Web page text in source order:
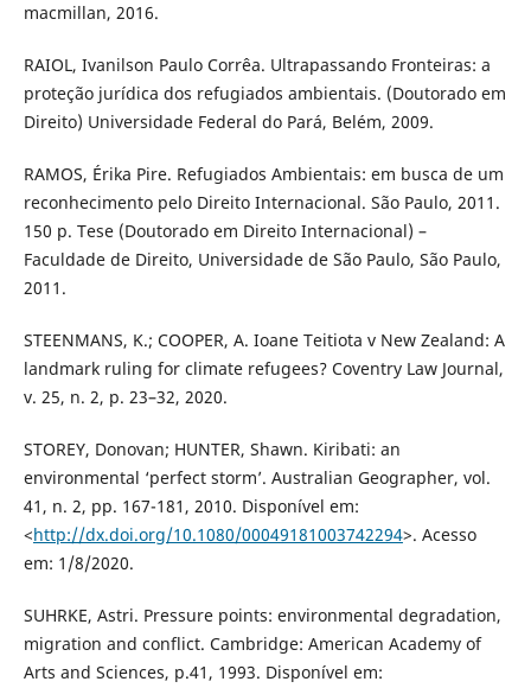
macmillan, 2016.
RAIOL, Ivanilson Paulo Corrêa. Ultrapassando Fronteiras: a
proteção jurídica dos refugiados ambientais. (Doutorado em
Direito) Universidade Federal do Pará, Belém, 2009.
RAMOS, Érika Pire. Refugiados Ambientais: em busca de um
reconhecimento pelo Direito Internacional. São Paulo, 2011.
150 p. Tese (Doutorado em Direito Internacional) –
Faculdade de Direito, Universidade de São Paulo, São Paulo,
2011.
STEENMANS, K.; COOPER, A. Ioane Teitiota v New Zealand: A
landmark ruling for climate refugees? Coventry Law Journal,
v. 25, n. 2, p. 23–32, 2020.
STOREY, Donovan; HUNTER, Shawn. Kiribati: an
environmental ‘perfect storm’. Australian Geographer, vol.
41, n. 2, pp. 167-181, 2010. Disponível em:
<http://dx.doi.org/10.1080/00049181003742294>. Acesso
em: 1/8/2020.
SUHRKE, Astri. Pressure points: environmental degradation,
migration and conflict. Cambridge: American Academy of
Arts and Sciences, p.41, 1993. Disponível em: